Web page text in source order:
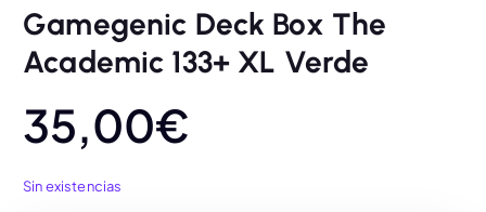
Gamegenic Deck Box The
Academic 133+ XL Verde
35,00€
Sin existencias